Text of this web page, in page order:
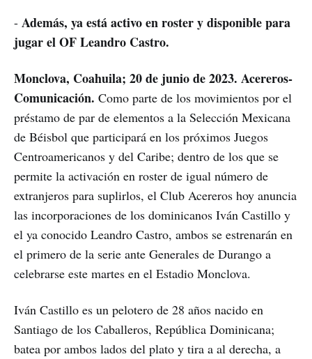
- Además, ya está activo en roster y disponible para
jugar el OF Leandro Castro.
Monclova, Coahuila; 20 de junio de 2023. Acereros-
Comunicación. Como parte de los movimientos por el
préstamo de par de elementos a la Selección Mexicana
de Béisbol que participará en los próximos Juegos
Centroamericanos y del Caribe; dentro de los que se
permite la activación en roster de igual número de
extranjeros para suplirlos, el Club Acereros hoy anuncia
las incorporaciones de los dominicanos Iván Castillo y
el ya conocido Leandro Castro, ambos se estrenarán en
el primero de la serie ante Generales de Durango a
celebrarse este martes en el Estadio Monclova.
Iván Castillo es un pelotero de 28 años nacido en
Santiago de los Caballeros, República Dominicana;
batea por ambos lados del plato y tira a al derecha, a